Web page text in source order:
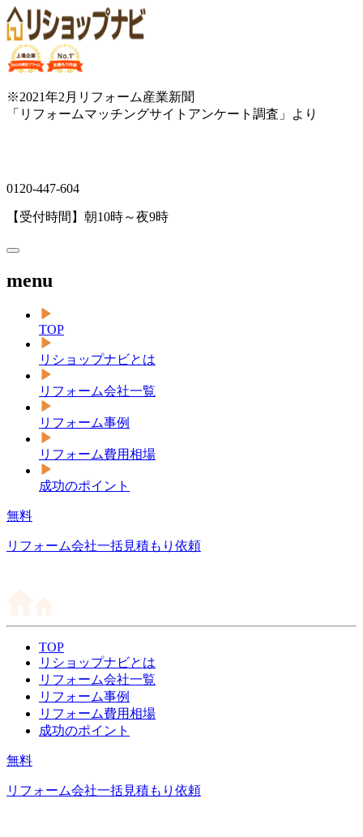
※2021年2月リフォーム産業新聞
「リフォームマッチングサイトアンケート調査」より
0120-447-604
【受付時間】朝10時～夜9時
menu
TOP
リショップナビとは
リフォーム会社一覧
リフォーム事例
リフォーム費用相場
成功のポイント
無料
リフォーム会社一括見積もり依頼
TOP
リショップナビとは
リフォーム会社一覧
リフォーム事例
リフォーム費用相場
成功のポイント
無料
リフォーム会社一括見積もり依頼